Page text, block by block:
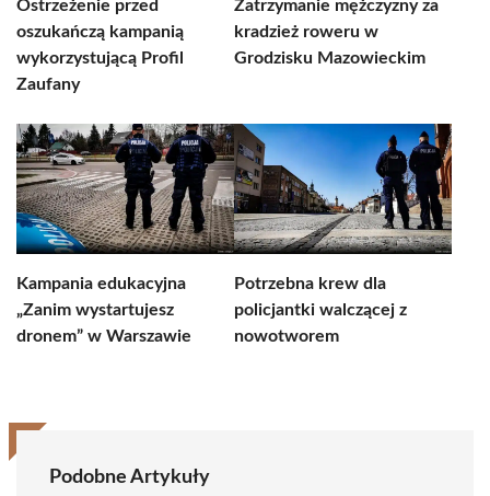
Ostrzeżenie przed
oszukańczą kampanią
wykorzystującą Profil
Zaufany
Zatrzymanie mężczyzny za
kradzież roweru w
Grodzisku Mazowieckim
Kampania edukacyjna
„Zanim wystartujesz
dronem” w Warszawie
Potrzebna krew dla
policjantki walczącej z
nowotworem
Podobne Artykuły